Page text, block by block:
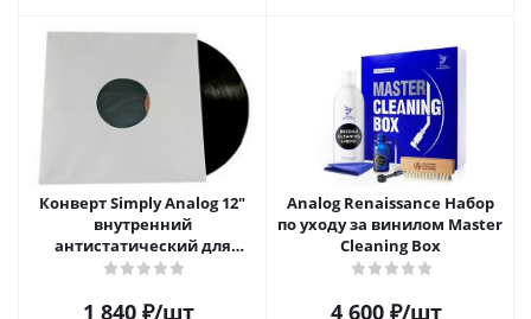
Конверт Simply Analog 12"
внутренний
антистатический для
пластинок (25шт)
1 840₽/шт
Analog Renaissance Набор
по уходу за винилом Master
Cleaning Box
4 600₽/шт